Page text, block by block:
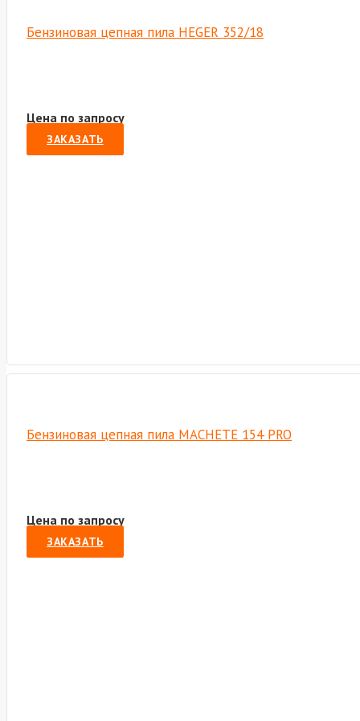
Бензиновая цепная пила HEGER 352/18
Цена по запросу
ЗАКАЗАТЬ
Бензиновая цепная пила MACHETE 154 PRO
Цена по запросу
ЗАКАЗАТЬ